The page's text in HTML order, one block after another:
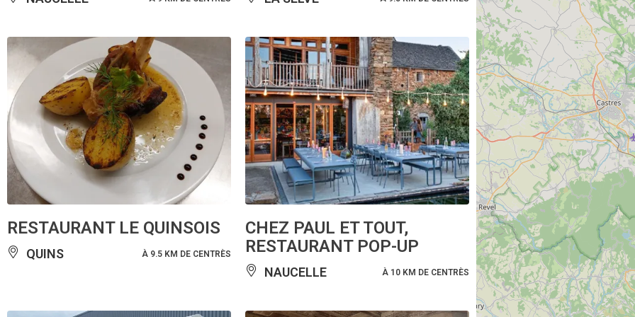
RESTAURANT LE QUINSOIS
QUINS À 9.5 KM DE CENTRÈS
CHEZ PAUL ET TOUT,
RESTAURANT POP-UP
NAUCELLE À 10 KM DE CENTRÈS